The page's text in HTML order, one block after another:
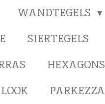
WANDTEGELS
SIERTEGELS
HEXAGONS
PARKEZZA